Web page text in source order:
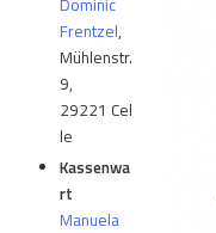
Dominic
Frentzel,
Mühlenstr.
9,
29221 Cel
le
Kassenwa
rt
Manuela